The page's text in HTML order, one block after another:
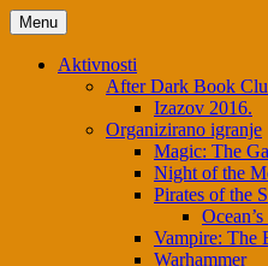
Skip
to
content
Menu
Aktivnosti
After Dark Book
Izazov 2016.
Organizirano igranje
Magic: The
Night of the
Pirates of the
Vampire: The
Warhammer